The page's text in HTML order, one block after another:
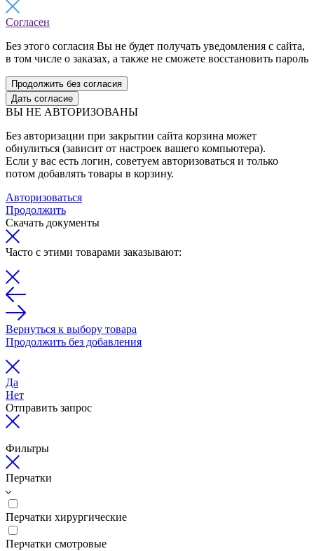
Согласен
Без этого согласия Вы не будет получать уведомления с сайта,
в том числе о заказах, а также не сможете восстановить пароль
Продолжить без согласия
Дать согласие
ВЫ НЕ АВТОРИЗОВАНЫ
Без авторизации при закрытии сайта корзина может
обнулиться (зависит от настроек вашего компьютера).
Если у вас есть логин, советуем авторизоваться и только
потом добавлять товары в корзину.
Авторизоваться
Продолжить
Скачать документы
Часто с этими товарами заказывают:
Вернуться к выбору товара
Продолжить без добавления
Да
Нет
Отправить запрос
Фильтры
Перчатки
Перчатки хирургические
Перчатки смотровые